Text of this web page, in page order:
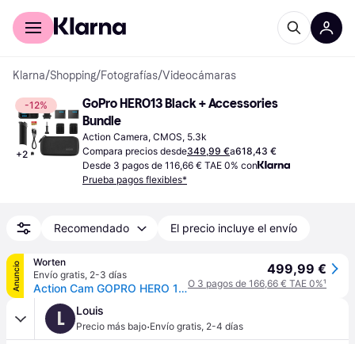
Comprar con Klarna
Klarna/Shopping/Fotografías/Videocámaras
-12%
+2
GoPro HERO13 Black + Accessories
Bundle
Action Camera, CMOS, 5.3k
Compara precios desde349,99 €a618,43 €
Desde 3 pagos de 116,66 € TAE 0% con
Prueba pagos flexibles*
Recomendado El precio incluye el envío
Anuncio
Worten
Envío gratis, 2-3 días
Action Cam GOPRO HERO 13 Hard Bundle (5.3K - 27 MP - Wi-Fi y Bluetooth)
499,99 €
O 3 pagos de 166,66 € TAE 0%¹
L Louis
Precio más bajo·Envío gratis, 2-4 días